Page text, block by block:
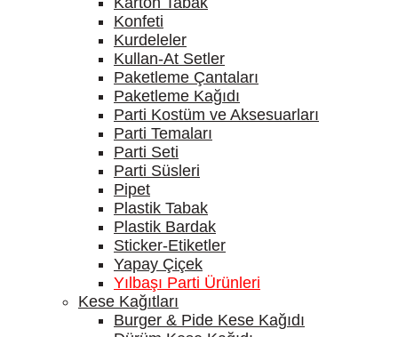
Konfeti
Kurdeleler
Kullan-At Setler
Paketleme Çantaları
Paketleme Kağıdı
Parti Kostüm ve Aksesuarları
Parti Temaları
Parti Seti
Parti Süsleri
Pipet
Plastik Tabak
Plastik Bardak
Sticker-Etiketler
Yapay Çiçek
Yılbaşı Parti Ürünleri
Kese Kağıtları
Burger & Pide Kese Kağıdı